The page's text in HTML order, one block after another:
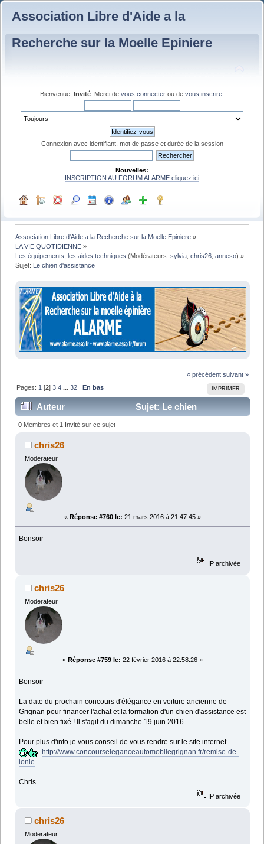
Association Libre d'Aide a la
Recherche sur la Moelle Epiniere
Bienvenue, Invité . Merci de vous connecter ou de vous inscrire
Connexion avec identifiant, mot de passe et durée de la session
Nouvelles:
INSCRIPTION AU FORUM ALARME cliquez ici
Association Libre d'Aide a la Recherche sur la Moelle Epiniere »
LA VIE QUOTIDIENNE »
Les équipements, les aides techniques (Modérateurs:sylvia ,chris26 ,anneso) »
Sujet: Le chien d'assistance
« précédent suivant »
IMPRIMER
Pages: 1 [2]3 4 ...32 En bas
Auteur
Sujet: Le chien
d'assistance (Lu 678559 fois)
0 Membres et 1 Invité sur ce sujet
chris26
Moderateur
« Réponse #760 le: 21 mars 2016 à 21:47:45 »
Bonsoir
IP archivée
chris26
Moderateur
« Réponse #759 le: 22 février 2016 à 22:58:26 »
Bonsoir
La date du prochain concours d'élégance en voiture ancienne de
Grignan pour financer l'achat et la formation d'un chien d'assistance est
belle et bien fixé ! Il s'agit du dimanche 19 juin 2016
Pour plus d'info je vous conseil de vous rendre sur le site internet
http://www.concourseleganceautomobilegrignan.fr/remise-de-
ionie
Chris
IP archivée
chris26
Moderateur